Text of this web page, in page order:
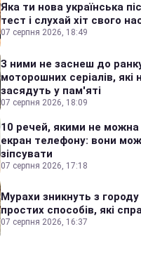
Яка ти нова українська
тест і слухай хіт свого
07 серпня 2026, 18:49
З ними не заснеш до
моторошних серіалів, які
засядуть у пам'яті
07 серпня 2026, 18:09
10 речей, якими не можна
екран телефону: вони
зіпсувати
07 серпня 2026, 17:18
Мурахи зникнуть з городу
простих способів, які
07 серпня 2026, 16:37